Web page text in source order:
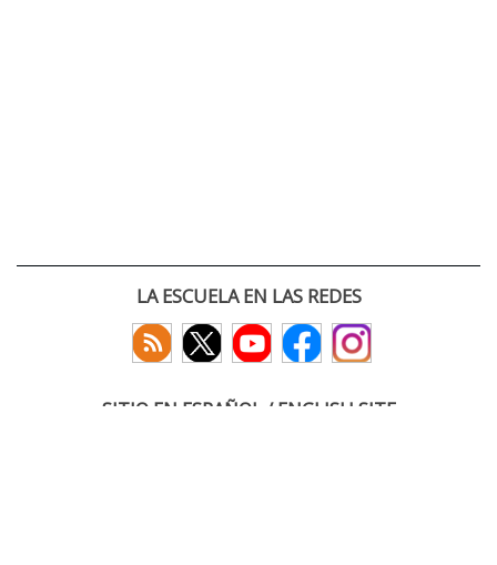
LA ESCUELA EN LAS REDES
SITIO EN ESPAÑOL / ENGLISH SITE